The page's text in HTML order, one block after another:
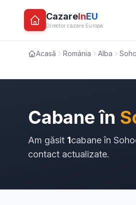
CazareInEU
Director cazare Europa
Acasă România Alba
Cabane în
Am găsit 1cabane în
contact actualizate.